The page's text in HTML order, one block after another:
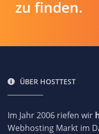
zu finden.
ÜBER HOSTTEST
Im Jahr 2006 riefen wir
Webhosting Markt im